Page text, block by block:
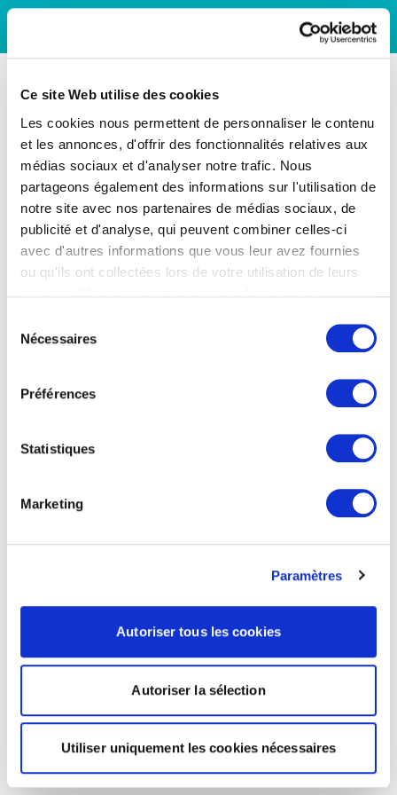
Ce site Web utilise des cookies
Les cookies nous permettent de personnaliser le contenu
et les annonces, d'offrir des fonctionnalités relatives aux
médias sociaux et d'analyser notre trafic. Nous
partageons également des informations sur l'utilisation de
notre site avec nos partenaires de médias sociaux, de
publicité et d'analyse, qui peuvent combiner celles-ci
avec d'autres informations que vous leur avez fournies
ou qu'ils ont collectées lors de votre utilisation de leurs
Nécessaires
Préférences
Statistiques
Marketing
Paramètres
Autoriser tous les cookies
Autoriser la sélection
Utiliser uniquement les cookies nécessaires